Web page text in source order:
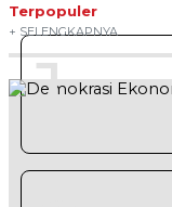
Terpopuler
+ SELENGKAPNYA
1